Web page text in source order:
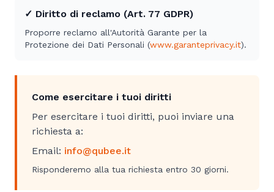
✓ Diritto di reclamo (Art. 77 GDPR)
Proporre reclamo all'Autorità Garante per la
Protezione dei Dati Personali (www.garanteprivacy.it).
Come esercitare i tuoi diritti
Per esercitare i tuoi diritti, puoi inviare una
richiesta a:
Email: info@qubee.it
Risponderemo alla tua richiesta entro 30 giorni.